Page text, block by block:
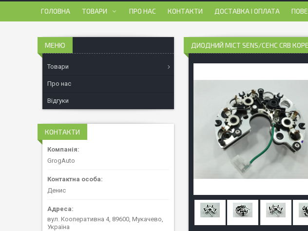
ГОЛОВНА ТОВАРИ ПРО НАС КОНТАКТИ ДОСТАВКА І ОПЛАТА
ДИОДНИЙ МІСТ SENS/СЕНС CRB
Товари
Про нас
Відгуки
КОНТАКТИ
GrogAuto
Денис
вул. Кооперативна 4, 89600, Мукачево,
Україна